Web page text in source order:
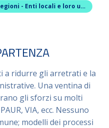
Regioni - Enti locali e loro unioni
a ridurre gli arretrati e la
Una ventina di
gli sforzi su molti
VIA, ecc. Nessuno
modelli dei processi